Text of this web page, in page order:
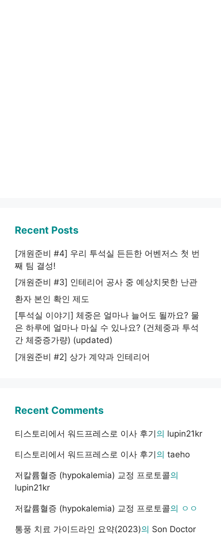
Recent Posts
[개원준비 #4] 우리 투석실 든든한 어벤저스 첫 번
째 팀 결성!
[개원준비 #3] 인테리어 공사 중 예상치못한 난관
환자 본인 확인 제도
[투석실 이야기] 체중은 얼마나 늘어도 될까요? 물
은 하루에 얼마나 마실 수 있나요? (건체중과 투석
간 체중증가량) (updated)
[개원준비 #2] 상가 계약과 인테리어
Recent Comments
티스토리에서 워드프레스로 이사 후기의 lupin21kr
티스토리에서 워드프레스로 이사 후기의 taeho
저칼륨혈증 (hypokalemia) 교정 프로토콜의
lupin21kr
저칼륨혈증 (hypokalemia) 교정 프로토콜의 ㅇㅇ
통풍 치료 가이드라인 요약(2023)의 Son Doctor